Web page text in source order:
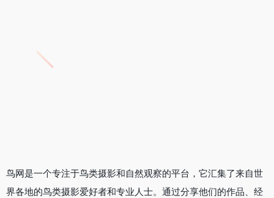
鸟网是一个专注于鸟类摄影和自然观察的平台，它汇集了来自世
界各地的鸟类摄影爱好者和专业人士。通过分享他们的作品、经